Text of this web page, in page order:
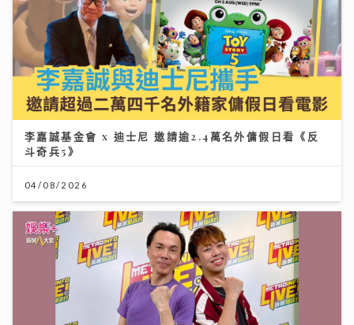
李嘉誠基金會 x 迪士尼 邀請逾2.4萬名外傭假日看《反
斗奇兵5》
04/08/2026